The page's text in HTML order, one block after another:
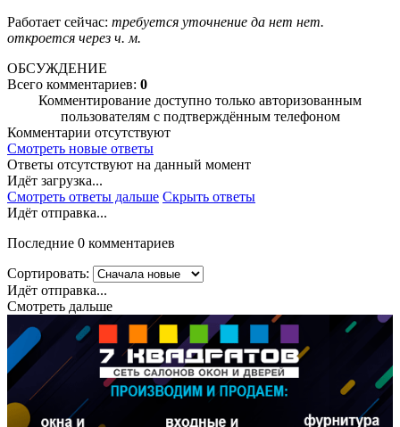
Работает сейчас: требуется уточнение да нет нет.
откроется через ч. м.
ОБСУЖДЕНИЕ
Всего комментариев: 0
Комментирование доступно только авторизованным
пользователям с подтверждённым телефоном
Комментарии отсутствуют
Смотреть новые ответы
Ответы отсутствуют на данный момент
Идёт загрузка...
Смотреть ответы дальше Скрыть ответы
Идёт отправка...
Последние 0 комментариев
Сортировать:
Идёт отправка...
Смотреть дальше